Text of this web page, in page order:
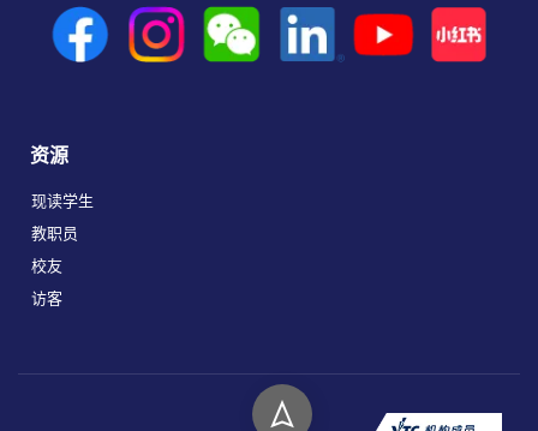
资源
现读学生
教职员
校友
访客